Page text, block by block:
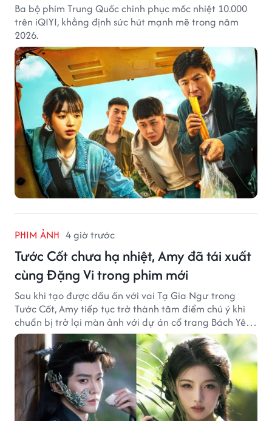
Ba bộ phim Trung Quốc chinh phục mốc nhiệt 10.000
trên iQIYI, khẳng định sức hút mạnh mẽ trong năm
2026.
PHIM ẢNH 4 giờ trước
Tước Cốt chưa hạ nhiệt, Amy đã tái xuất
cùng Đặng Vi trong phim mới
Sau khi tạo được dấu ấn với vai Tạ Gia Ngư trong
Tước Cốt, Amy tiếp tục trở thành tâm điểm chú ý khi
chuẩn bị trở lại màn ảnh với dự án cổ trang Bách Yêu
Phổ.